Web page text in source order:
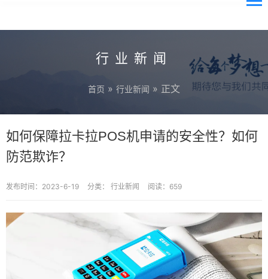
行业新闻
首页 » 行业新闻 » 正文
如何保障拉卡拉POS机申请的安全性？如何
防范欺诈？
发布时间：2023-6-19 分类： 行业新闻 阅读：659